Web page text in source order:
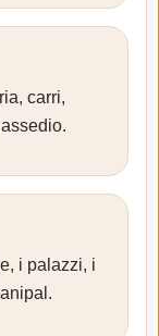
carri,
i palazzi, i